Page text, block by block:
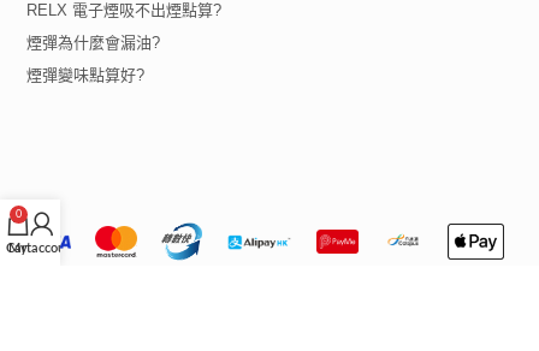
RELX 電子煙吸不出煙點算?
煙彈為什麼會漏油?
煙彈變味點算好?
0
Cart
My account